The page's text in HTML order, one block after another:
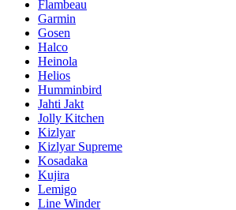
Flambeau
Garmin
Gosen
Halco
Heinola
Helios
Humminbird
Jahti Jakt
Jolly Kitchen
Kizlyar
Kizlyar Supreme
Kosadaka
Kujira
Lemigo
Line Winder